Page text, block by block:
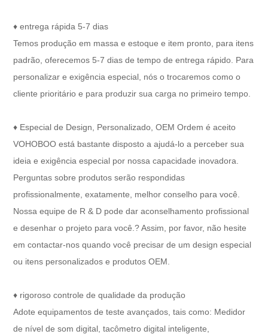
♦ entrega rápida 5-7 dias
Temos produção em massa e estoque e item pronto, para itens
padrão, oferecemos 5-7 dias de tempo de entrega rápido. Para
personalizar e exigência especial, nós o trocaremos como o
cliente prioritário e para produzir sua carga no primeiro tempo.
♦ Especial de Design, Personalizado, OEM Ordem é aceito
VOHOBOO está bastante disposto a ajudá-lo a perceber sua
ideia e exigência especial por nossa capacidade inovadora.
Perguntas sobre produtos serão respondidas
profissionalmente, exatamente, melhor conselho para você.
Nossa equipe de R & D pode dar aconselhamento profissional
e desenhar o projeto para você.? Assim, por favor, não hesite
em contactar-nos quando você precisar de um design especial
ou itens personalizados e produtos OEM.
♦ rigoroso controle de qualidade da produção
Adote equipamentos de teste avançados, tais como: Medidor
de nível de som digital, tacômetro digital inteligente,